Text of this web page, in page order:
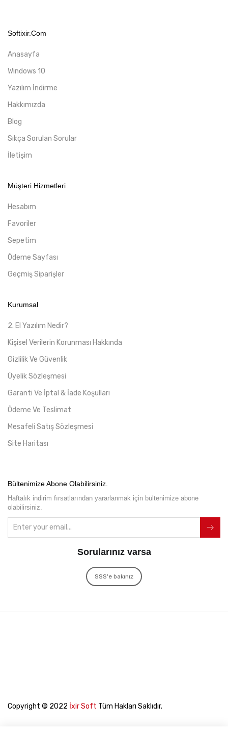
Softixir.com
Anasayfa
Windows 10
Yazılım İndirme
Hakkımızda
Blog
Sıkça Sorulan Sorular
İletişim
Müşteri Hizmetleri
Hesabım
Favoriler
Sepetim
Ödeme Sayfası
Geçmiş Siparişler
Kurumsal
2. El Yazılım Nedir?
Kişisel Verilerin Korunması Hakkında
Gizlilik Ve Güvenlik
Üyelik Sözleşmesi
Garanti Ve İptal & İade Koşulları
Ödeme Ve Teslimat
Mesafeli Satış Sözleşmesi
Site Haritası
Bültenimize Abone Olabilirsiniz.
Haftalık indirim fırsatlarından yararlanmak için bültenimize abone
olabilirsiniz.
Sorularınız varsa
SSS'e bakınız
Copyright © 2022 İxir Soft Tüm Hakları Saklıdır.